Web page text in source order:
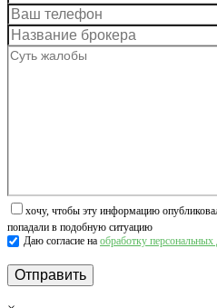
хочу, чтобы эту информацию
попадали в подобную ситуацию
Даю согласие на обработку